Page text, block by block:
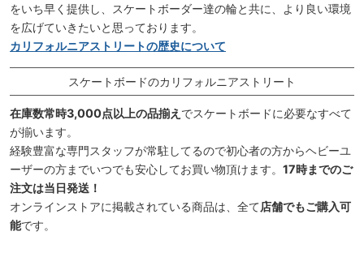
をいち早く提供し、スケートボーダー達の輪と共に、より良い環境
を広げていきたいと思っております。
カリフォルニアストリートの歴史について
スケートボードのカリフォルニアストリート
在庫数常時3,000点以上の品揃え でスケートボードに必要なすべて
が揃います。
経験豊富な専門スタッフが常駐してるので初心者の方からヘビーユ
ーザーの方までいつでも安心してお買い物頂けます。 17時までのご
注文は当日発送！
オンラインストアに掲載されている商品は、全て店舗でもご購入可
能です。